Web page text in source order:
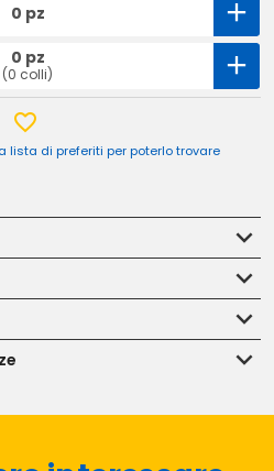
0 pz
0 pz
(0 colli)
lista di preferiti per poterlo trovare